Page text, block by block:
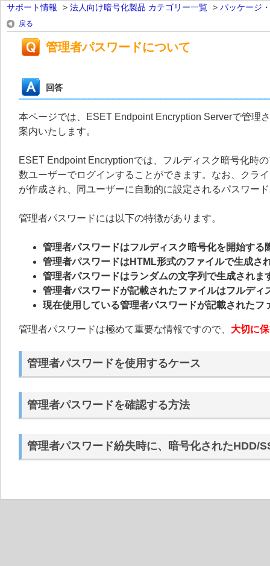
サポート情報 > 法人向け暗号化製品 カテゴリー一覧 > パッケージ
戻る
管理者パスワードについて
回答
本ページでは、ESET Endpoint Encryption Serverで管理
案内いたします。
ESET Endpoint Encryptionでは、フルディスク暗号化時
数ユーザーでログインすることができます。なお、クラ
が作成され、同ユーザーに自動的に設定されるパスワー
管理者パスワードには以下の特徴があります。
管理者パスワードはフルディスク暗号化を開始する
管理者パスワードはHTML形式のファイルで生成さ
管理者パスワードはランダムの文字列で生成され
管理者パスワードが記載されたファイルはフルデ
現在使用している管理者パスワードが記載されたフ
管理者パスワードは極めて重要な情報ですので、 大切に
管理者パスワードを使用するケース
管理者パスワードを確認する方法
管理者パスワード紛失時に、暗号化されたHDD/